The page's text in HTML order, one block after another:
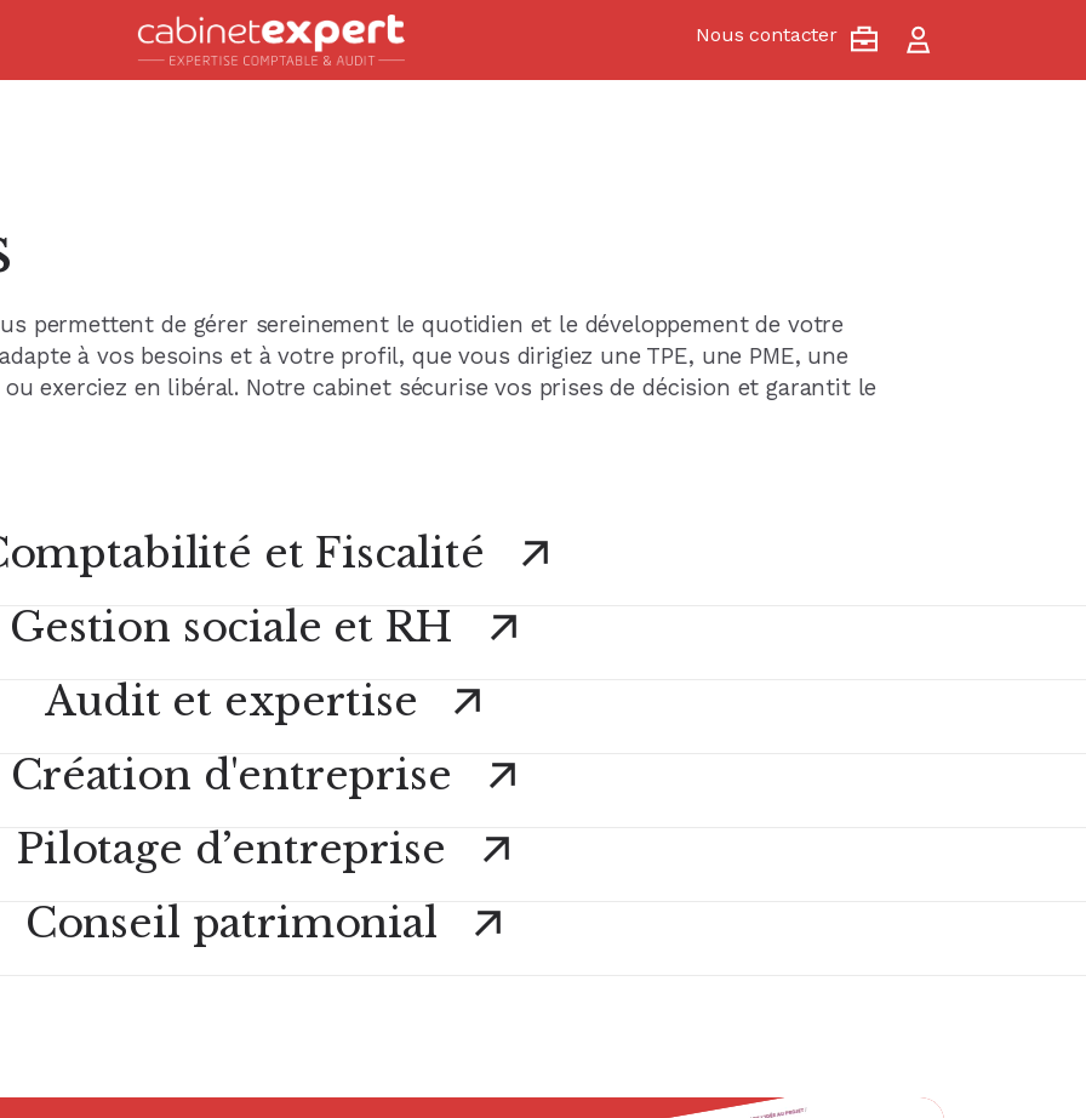
Accueil
Nous contacter
permettent de gérer sereinement le quotidien et le développement de votre
à vos besoins et à votre profil, que vous dirigiez une TPE, une PME, une
exerciez en libéral. Notre cabinet sécurise vos prises de décision et garantit le
et Fiscalité
Gestion sociale et RH
Audit et expertise
Création d'entreprise
Pilotage d’entreprise
Conseil patrimonial